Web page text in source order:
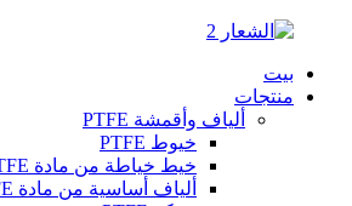
بيت
منتجات
ألياف وأقمشة PTFE
خيوط PTFE
خيط خياطة من مادة PTFE
ألياف أساسية من مادة PTFE